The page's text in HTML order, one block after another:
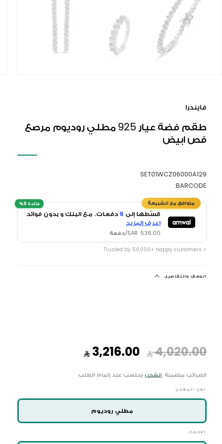
فايندرا
طقم فضة عيار 925 مطلي روديوم مرصع
فص ابيض
SET01WCZ06000A129
BARCODE:
قسّطها إلى 6 دفعات. مع البنك و بدون فوائد
اعرف المزيد
536.00 SAR/دفعة
⭐ Trusted by 50,000+ happy customers
الوصف والتفاصيل
السعر
4,020.00
سعر
3,216.00
الضرائب متضمنة. الشحن يُحتسب عند إتمام الطلب
لون المعدن
مطلي روديوم
الاحجار